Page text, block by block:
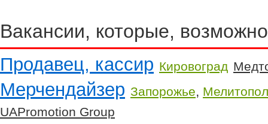
Вакансии, которые,
Продавец, кассир Кировоград
Мерчендайзер Запорожье,
UAPromotion Group